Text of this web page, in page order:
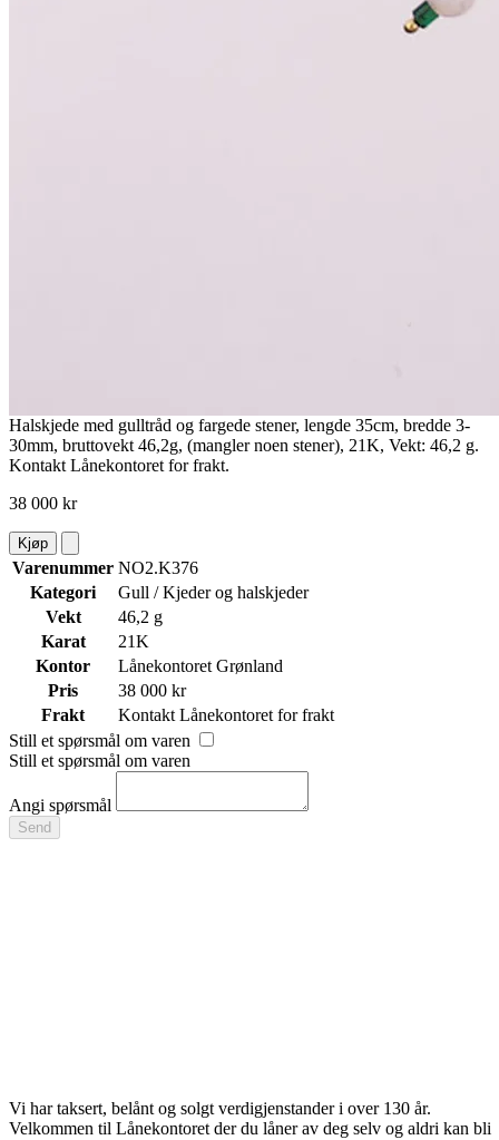
Halskjede med gulltråd og fargede stener, lengde 35cm, bredde 3-
30mm, bruttovekt 46,2g, (mangler noen stener), 21K, Vekt: 46,2 g.
Kontakt Lånekontoret for frakt.
38 000 kr
Kjøp
Varenummer NO2.K376
Kategori
Gull / Kjeder og halskjeder
Vekt
46,2 g
Karat
21K
Kontor
Lånekontoret Grønland
Pris
38 000 kr
Frakt
Kontakt Lånekontoret for frakt
Still et spørsmål om varen
Still et spørsmål om varen
Angi spørsmål
Send
Vi har taksert, belånt og solgt verdigjenstander i over 130 år.
Velkommen til Lånekontoret der du låner av deg selv og aldri kan bli